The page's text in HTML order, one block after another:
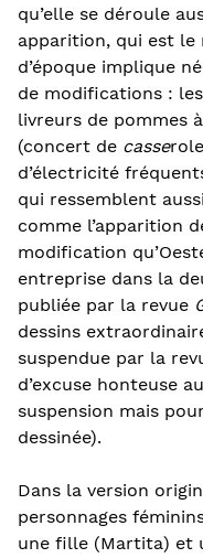
qu’elle se déroule
apparition, qui est le
d’époque implique
de modifications :
livreurs de pommes
(concert de casse
d’électricité
qui ressemblent
comme l’apparition
modification
entreprise dans la
publiée par la revue
dessins
suspendue par la
d’excuse honteuse
suspension mais
dessinée).
Dans la version
personnages
une fille (Martita) et